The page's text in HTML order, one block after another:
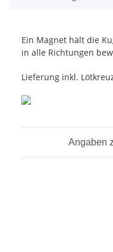
Ein Magnet hält die
in alle Richtungen
Lieferung inkl.
Angaben